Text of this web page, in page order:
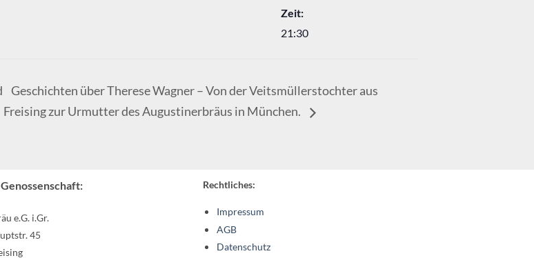
Zeit:
21:30
Geschichten über Therese Wagner – Von der Veitsmüllerstochter aus
Freising zur Urmutter des Augustinerbräus in München.
e.G. i.Gr.
45
Rechtliches:
Impressum
AGB
Datenschutz